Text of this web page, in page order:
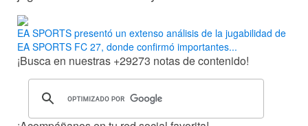
EA SPORTS presentó un extenso análisis de la jugabilidad de
EA SPORTS FC 27, donde confirmó importantes...
¡Busca en nuestras +29273 notas de contenido!